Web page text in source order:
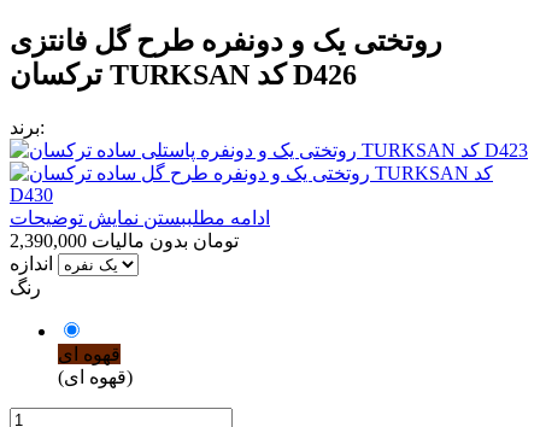
روتختی یک و دونفره طرح گل فانتزی
ترکسان TURKSAN کد D426
برند:
ادامه مطلببستن نمایش توضیحات
2,390,000 تومان بدون مالیات
اندازه
رنگ
قهوه ای
(قهوه ای)